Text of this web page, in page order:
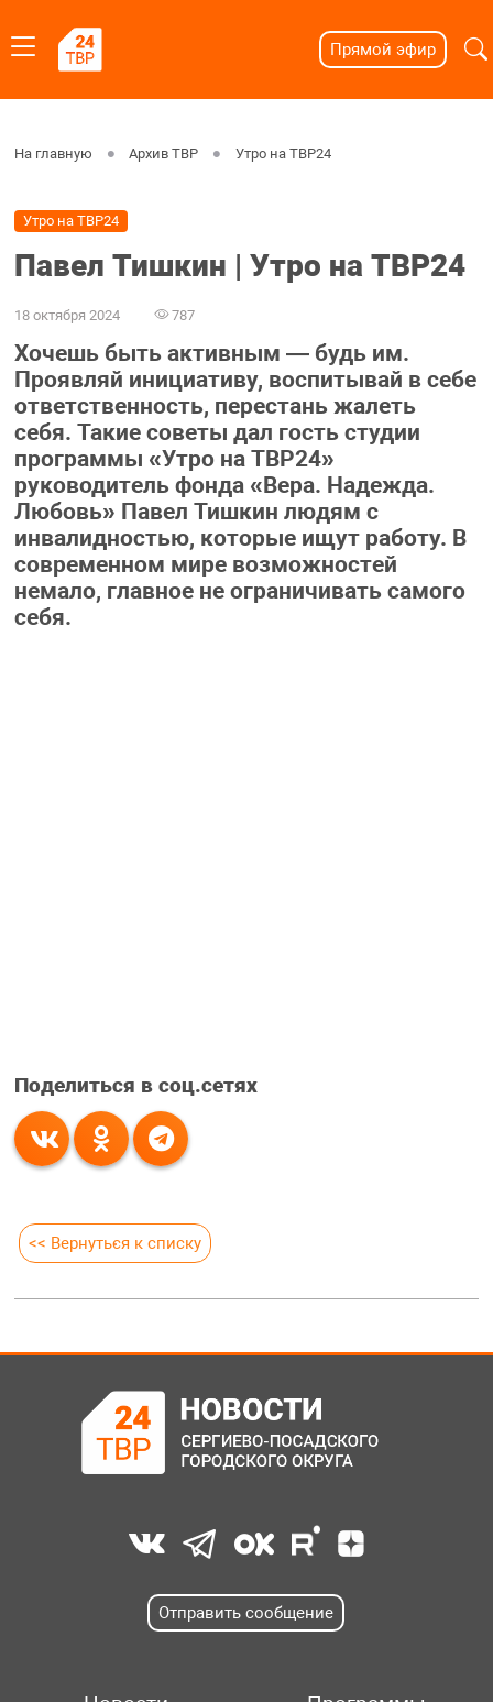
Прямой эфир
На главную Архив ТВР Утро на ТВР24
Утро на ТВР24
Павел Тишкин | Утро на ТВР24
18 октября 2024 787
Хочешь быть активным — будь им.
Проявляй инициативу, воспитывай в себе
ответственность, перестань жалеть
себя. Такие советы дал гость студии
программы «Утро на ТВР24»
руководитель фонда «Вера. Надежда.
Любовь» Павел Тишкин людям с
инвалидностью, которые ищут работу. В
современном мире возможностей
немало, главное не ограничивать самого
себя.
Поделиться в соц.сетях
<< Вернуться к списку
Отправить сообщение